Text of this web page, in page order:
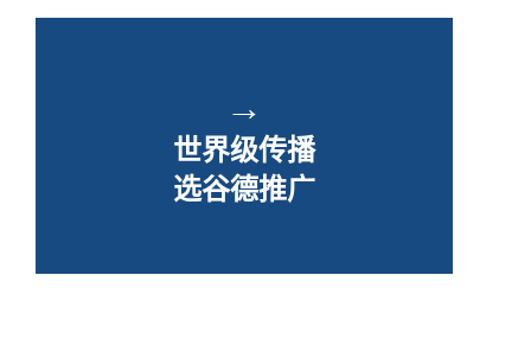
→
世界级传播
选谷德推广